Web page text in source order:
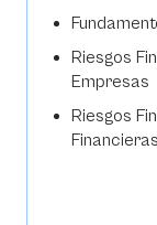
Riesgos
Empresas
Riesgos
Financieras